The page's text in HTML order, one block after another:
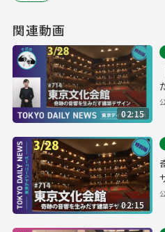
関連動画
02:15
02:15